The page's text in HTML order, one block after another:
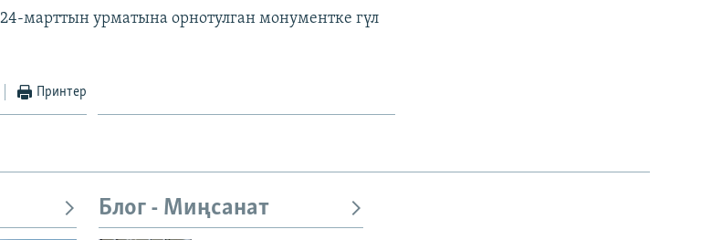
марттын урматына орнотулган монументке гүл
Принтер
Блог - Миңсанат